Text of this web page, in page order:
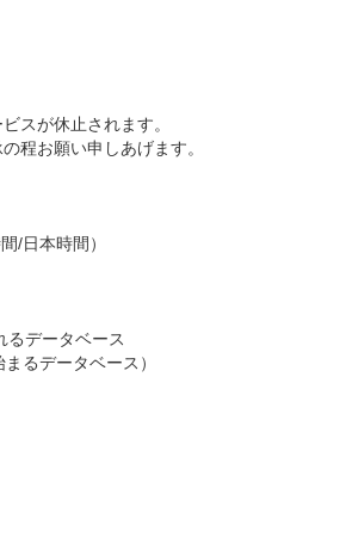
スが休止されます。
程お願い申しあげます。
本時間）
データベース
まるデータベース）